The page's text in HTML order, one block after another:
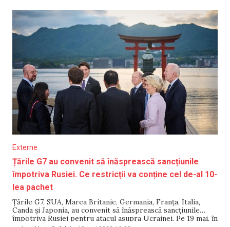
Externe
Țările G7 au convenit să înăsprească sancțiunile
împotriva Rusiei. Ce restricții va conține cel de-al 10-
lea pachet
Țările G7, SUA, Marea Britanie, Germania, Franța, Italia,
Canda și Japonia, au convenit să înăsprească sancțiunile
împotriva Rusiei pentru atacul asupra Ucrainei. Pe 19 mai, în